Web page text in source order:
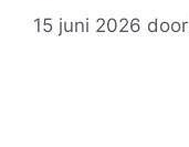
15 juni 2026 door